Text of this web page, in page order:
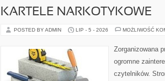
KARTELE NARKOTYKOWE
POSTED BY ADMIN LIP - 5 - 2026 MOŻLIWOŚĆ
Zorganizowana
ogromne
czytelników.